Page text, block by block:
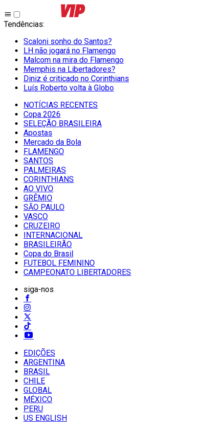
Tendências:
Scaloni sonho do Santos?
LH não jogará no Flamengo
Malcom na mira do Flamengo
Memphis na Libertadores?
Diniz é criticado no Corinthians
Luís Roberto volta à Globo
NOTÍCIAS RECENTES
Copa 2026
SELEÇÃO BRASILEIRA
Apostas
Mercado da Bola
FLAMENGO
SANTOS
PALMEIRAS
CORINTHIANS
AO VIVO
GRÊMIO
SĀO PAULO
VASCO
CRUZEIRO
INTERNACIONAL
BRASILEIRÃO
Copa do Brasil
FUTEBOL FEMININO
CAMPEONATO LIBERTADORES
siga-nos
EDIÇÕES
ARGENTINA
BRASIL
CHILE
GLOBAL
MÉXICO
PERU
US ENGLISH